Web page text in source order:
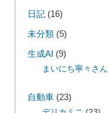
日記(16)
未分類(5)
生成AI (9)
まいにち寧々さん
自動車(23)